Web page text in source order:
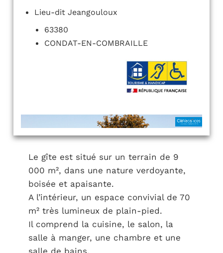
Lieu-dit Jeangouloux
63380
CONDAT-EN-COMBRAILLE
Le gîte est situé sur un terrain de 9
000 m², dans une nature verdoyante,
boisée et apaisante.
A l’intérieur, un espace convivial de 70
m² très lumineux de plain-pied.
Il comprend la cuisine, le salon, la
salle à manger, une chambre et une
salle de bains.